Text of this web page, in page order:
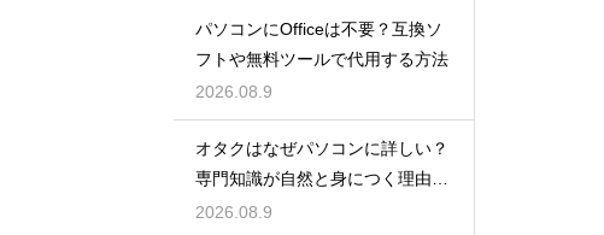
パソコンにOfficeは不要？互換ソ
フトや無料ツールで代用する方法
2026.08.9
オタクはなぜパソコンに詳しい？
専門知識が自然と身につく理由を
考察
2026.08.9